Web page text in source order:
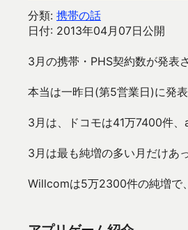
分類: 携帯の話
日付: 2013年04月07日公開
3月の携帯・PHS契約数が発表
本当は一昨日(第5営業日)に発
3月は、ドコモは41万7400件
3月は最も純増の多い月だけあ
Willcomは5万2300件の純増で